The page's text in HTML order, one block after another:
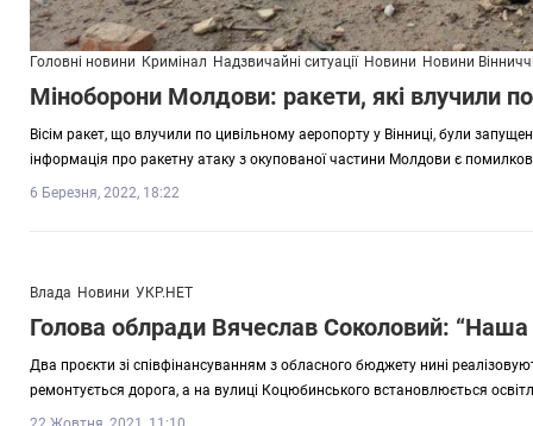
Головні новини Кримінал Надзвичайні ситуації Новини Новини
Міноборони Молдови: ракети, які влучили
Вісім ракет, що влучили по цивільному аеропорту у Вінниці, були
інформація про ракетну атаку з окупованої частини Молдови є
6 Березня, 2022, 18:22
Влада Новини УКР.НЕТ
Голова облради Вячеслав Соколовий: “Наша
Два проєкти зі співфінансуванням з обласного бюджету нині
ремонтується дорога, а на вулиці Коцюбинського встановлюється